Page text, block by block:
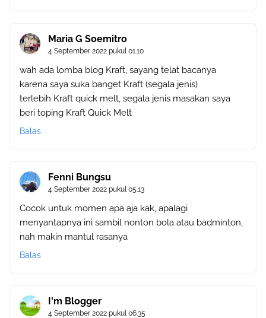
Maria G Soemitro
4 September 2022 pukul 01.10
wah ada lomba blog Kraft, sayang telat bacanya
karena saya suka banget Kraft (segala jenis)
terlebih Kraft quick melt, segala jenis masakan saya
beri toping Kraft Quick Melt
Balas
Fenni Bungsu
4 September 2022 pukul 05.13
Cocok untuk momen apa aja kak, apalagi
menyantapnya ini sambil nonton bola atau badminton,
nah makin mantul rasanya
Balas
I'm Blogger
4 September 2022 pukul 06.35